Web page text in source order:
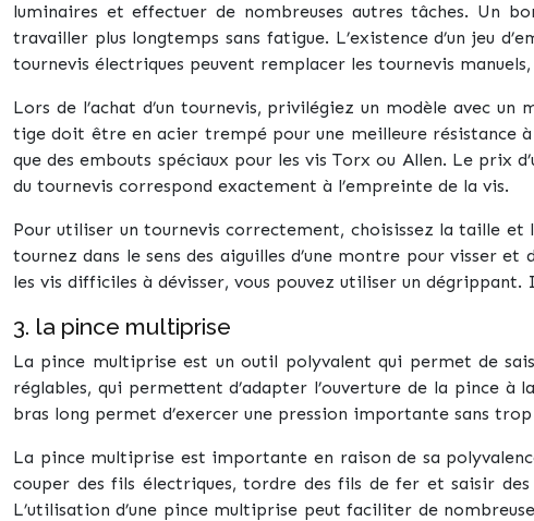
luminaires et effectuer de nombreuses autres tâches. Un
travailler plus longtemps sans fatigue. L’existence d’un jeu
tournevis électriques peuvent remplacer les tournevis
Lors de l’achat d’un tournevis, privilégiez un modèle avec
tige doit être en acier trempé pour une meilleure résistance
que des embouts spéciaux pour les vis Torx ou Allen. Le prix
du tournevis correspond exactement à l’empreinte de la vis.
Pour utiliser un tournevis correctement, choisissez la taille
tournez dans le sens des aiguilles d’une montre pour visser
les vis difficiles à dévisser, vous pouvez utiliser un
3. la pince multiprise
La pince multiprise est un outil polyvalent qui permet de
réglables, qui permettent d’adapter l’ouverture de la pince
bras long permet d’exercer une pression importante sans
La pince multiprise est importante en raison de sa
couper des fils électriques, tordre des fils de fer et saisir
L’utilisation d’une pince multiprise peut faciliter de